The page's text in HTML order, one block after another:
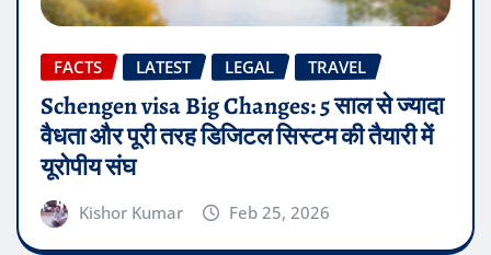
FACTS LATEST LEGAL TRAVEL
Schengen visa Big Changes: 5 साल से ज्यादा
वैधता और पूरी तरह डिजिटल सिस्टम की तैयारी में
यूरोपीय संघ
Kishor Kumar Feb 25, 2026